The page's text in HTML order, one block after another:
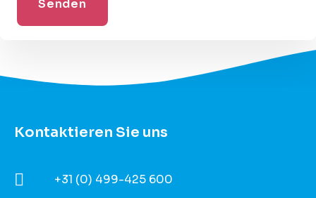
Kontaktieren Sie uns
+31 (0) 499-425 600